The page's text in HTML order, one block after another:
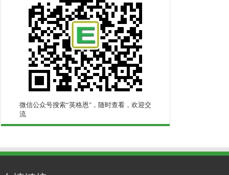
微信公众号搜索“英格恩"，随时查看，欢迎交
流